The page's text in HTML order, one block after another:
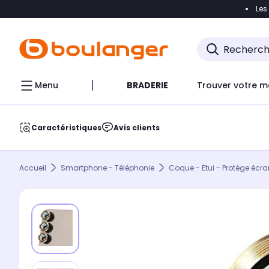
Accéder
Menu BRADERIE Trouver votre
Caractéristiques Avis clients
Accueil Smartphone - Téléphonie Coque - Etui - Protège